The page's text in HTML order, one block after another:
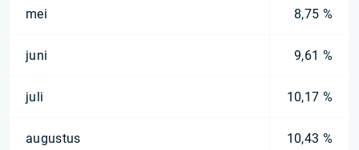
mei 8,75 %
juni 9,61 %
juli 10,17 %
augustus 10,43 %